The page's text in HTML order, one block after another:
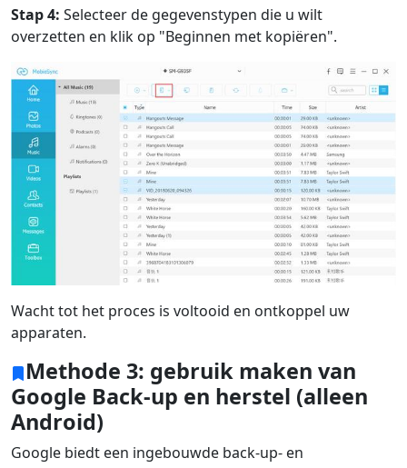
Stap 4: Selecteer de gegevenstypen die u wilt
overzetten en klik op "Beginnen met kopiëren".
Wacht tot het proces is voltooid en ontkoppel uw
apparaten.
Methode 3: gebruik maken van
Google Back-up en herstel (alleen
Android)
Google biedt een ingebouwde back-up- en